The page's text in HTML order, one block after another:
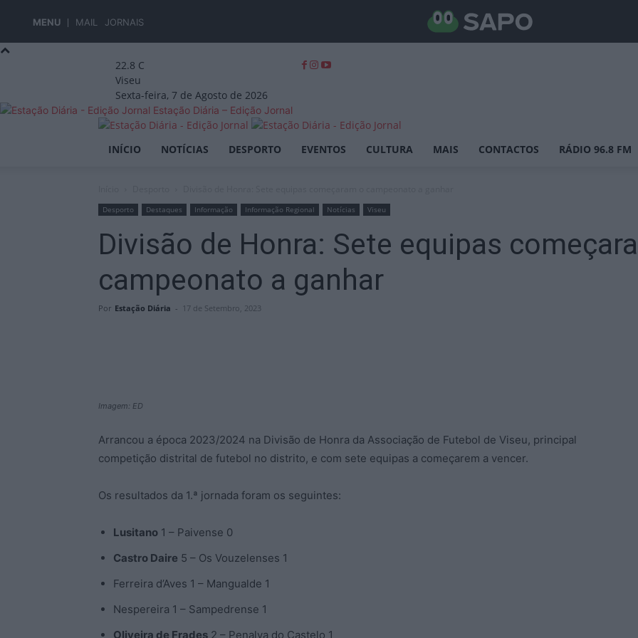
MENU MAIL JORNAIS
22.8 C
Viseu
Sexta-feira, 7 de Agosto de 2026
Estação Diária – Edição Jornal
INÍCIO NOTÍCIAS DESPORTO EVENTOS CULTURA MAIS CONTACTOS RÁDIO 96.8 FM
Desporto Destaques Informação Informação Regional Notícias Viseu
Divisão de Honra: Sete equipas
campeonato a ganhar
Por Estação Diária - 17 de Setembro, 2023
Imagem: ED
Arrancou a época 2023/2024 na Divisão de Honra da Associação de Futebol de Viseu, principal
competição distrital de futebol no distrito, e com sete equipas a começarem a vencer.
Os resultados da 1.ª jornada foram os seguintes:
Lusitano 1 – Paivense 0
Castro Daire 5 – Os Vouzelenses 1
Ferreira d’Aves 1 – Mangualde 1
Nespereira 1 – Sampedrense 1
Oliveira de Frades 2 – Penalva do Castelo 1